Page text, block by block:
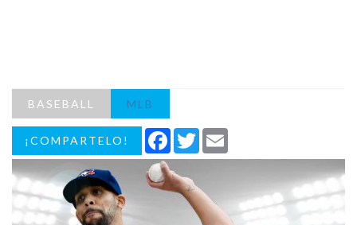
BASEBALL MLB
¡COMPARTELO! Facebook
Twitter